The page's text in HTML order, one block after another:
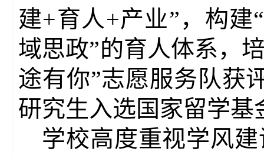
建+育人+产业”，构
域思政”的育人体系，
途有你”志愿服务队获
研究生入选国家留学
学校高度重视学风